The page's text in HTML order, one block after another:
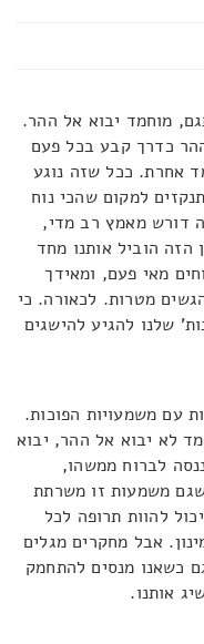
מוחמד יבוא אל ההר.
כדרך קבע בכל פעם
אחרת. ככל שזה נוגע
למקום שהכי נוח
דורש מאמץ רב מדי,
הזה הוביל אותנו מחד
מאי פעם, ומאידך
מטרות. לכאורה. כי
שלנו להגיע להישגים
עם משמעויות הפוכות.
לא יבוא אל ההר, יבוא
לברוח ממשהו,
שגם משמעות זו משרתת
להוות תרופה לכל
אבל מחקרים מגלים
כשאנו מנסים להתחמק
אותנו.